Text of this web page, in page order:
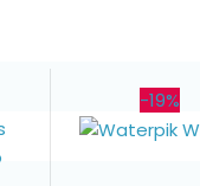
-19%